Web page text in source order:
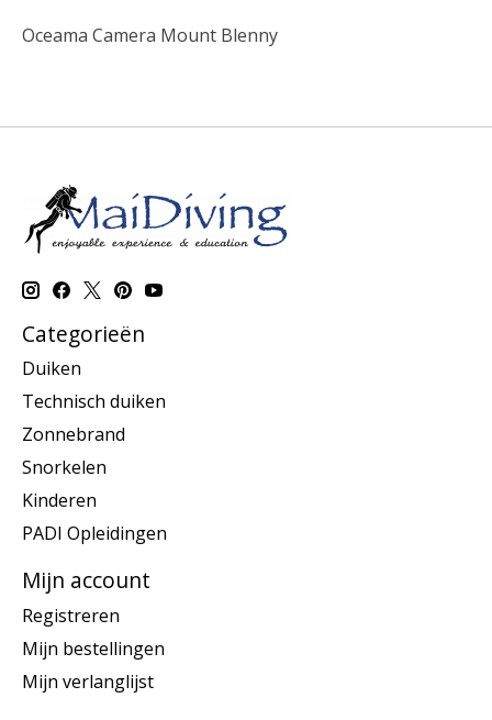
Oceama Camera Mount Blenny
Categorieën
Duiken
Technisch duiken
Zonnebrand
Snorkelen
Kinderen
PADI Opleidingen
Mijn account
Registreren
Mijn bestellingen
Mijn verlanglijst